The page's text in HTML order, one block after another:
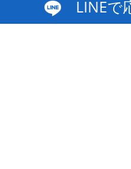
LINEで